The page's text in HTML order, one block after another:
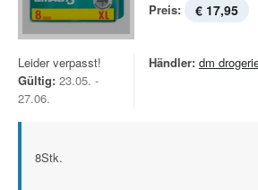
Preis: € 17,95
Leider verpasst!
Gültig: 23.05. -
27.06.
Händler: dm
8Stk.